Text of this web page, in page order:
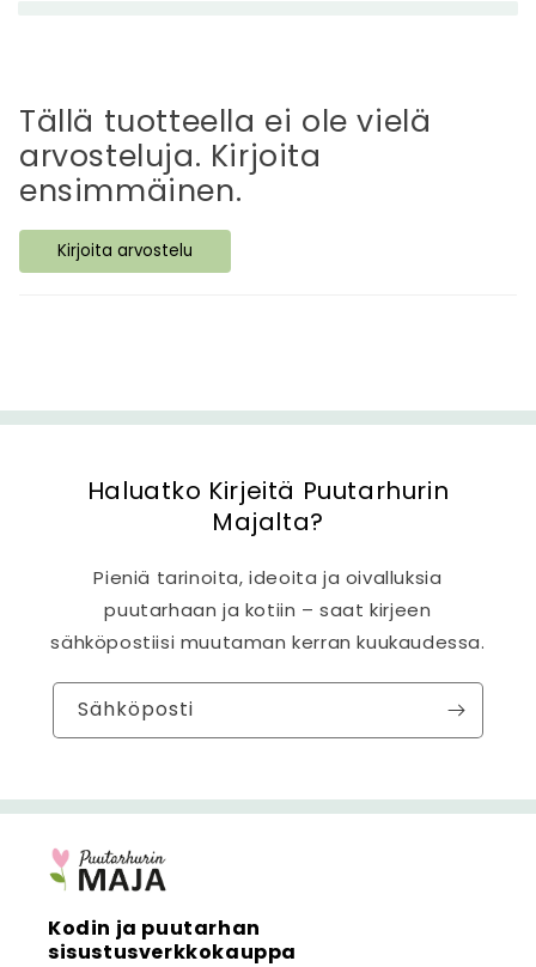
ä
s
i
s
ä
l
Tällä tuotteella ei ole vielä
arvosteluja. Kirjoita
ensimmäinen.
Kirjoita arvostelu
Haluatko Kirjeitä Puutarhurin
Majalta?
Pieniä tarinoita, ideoita ja oivalluksia
puutarhaan ja kotiin – saat kirjeen
sähköpostiisi muutaman kerran kuukaudessa.
Sähköposti
Kodin ja puutarhan
sisustusverkkokauppa